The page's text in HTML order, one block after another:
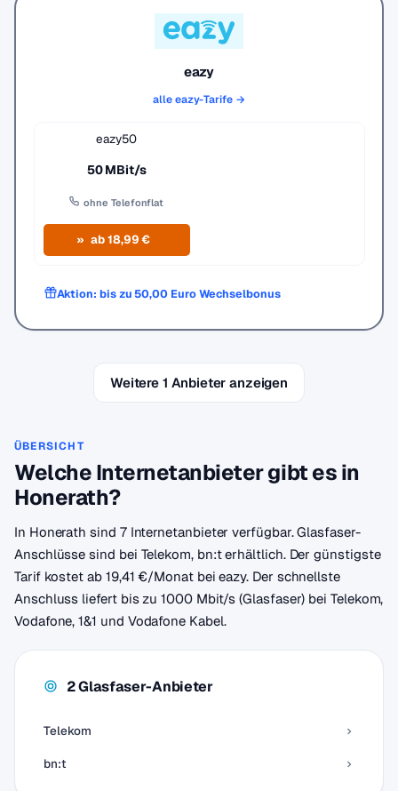
eazy
alle eazy-Tarife →
eazy50
50 MBit/s
ohne Telefonflat
ab 18,99 €
Aktion: bis zu 50,00 Euro Wechselbonus
Weitere 1 Anbieter anzeigen
ÜBERSICHT
Welche Internetanbieter gibt es in
Honerath?
In Honerath sind 7 Internetanbieter verfügbar. Glasfaser-
Anschlüsse sind bei Telekom, bn:t erhältlich. Der günstigste
Tarif kostet ab 19,41 €/Monat bei eazy. Der schnellste
Anschluss liefert bis zu 1000 Mbit/s (Glasfaser) bei Telekom,
Vodafone, 1&1 und Vodafone Kabel.
2 Glasfaser-Anbieter
Telekom
bn:t